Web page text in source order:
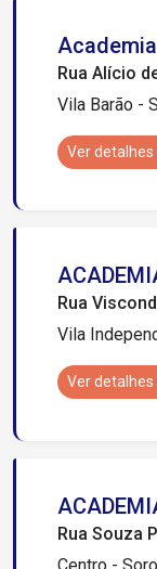
Rua Alício
Vila Barão -
Ver detalhes
Rua
Vila
Ver detalhes
Rua Souza
Centro -